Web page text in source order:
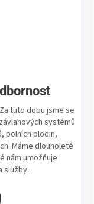
tuto dobu jsme se
systémů
polních plodin,
Máme dlouholeté
nám umožňuje
služby.